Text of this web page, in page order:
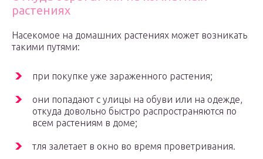
растениях
Насекомое на домашних растениях может возникать
такими путями:
при покупке уже зараженного растения;
они попадают с улицы на обуви или на одежде,
откуда довольно быстро распространяются по
всем растениям в доме;
тля залетает в окно во время проветривания.